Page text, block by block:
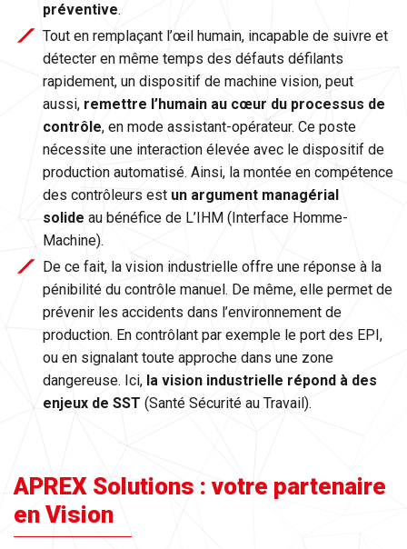
préventive.
Tout en remplaçant l’œil humain, incapable de suivre et
détecter en même temps des défauts défilants
rapidement, un dispositif de machine vision, peut
aussi, remettre l’humain au cœur du processus de
contrôle, en mode assistant-opérateur. Ce poste
nécessite une interaction élevée avec le dispositif de
production automatisé. Ainsi, la montée en compétence
des contrôleurs est un argument managérial
solide au bénéfice de L’IHM (Interface Homme-
Machine).
De ce fait, la vision industrielle offre une réponse à la
pénibilité du contrôle manuel. De même, elle permet de
prévenir les accidents dans l’environnement de
production. En contrôlant par exemple le port des EPI,
ou en signalant toute approche dans une zone
dangereuse. Ici, la vision industrielle répond à des
enjeux de SST (Santé Sécurité au Travail).
APREX Solutions : votre partenaire
en Vision